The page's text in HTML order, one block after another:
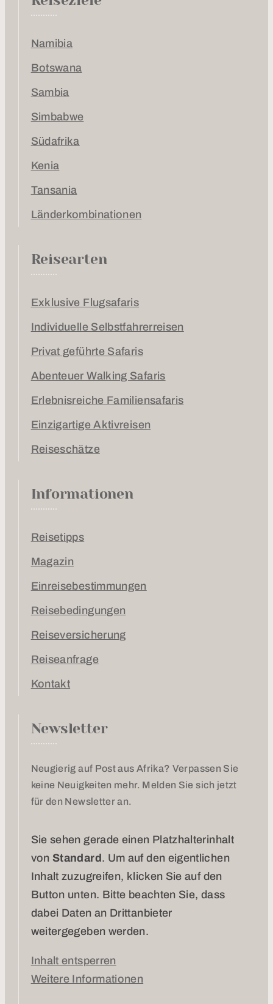
Namibia
Botswana
Sambia
Simbabwe
Südafrika
Kenia
Tansania
Länderkombinationen
Reisearten
Exklusive Flugsafaris
Individuelle Selbstfahrerreisen
Privat geführte Safaris
Abenteuer Walking Safaris
Erlebnisreiche Familiensafaris
Einzigartige Aktivreisen
Reiseschätze
Informationen
Reisetipps
Magazin
Einreisebestimmungen
Reisebedingungen
Reiseversicherung
Reiseanfrage
Kontakt
Newsletter
Neugierig auf Post aus Afrika? Verpassen Sie
keine Neuigkeiten mehr. Melden Sie sich jetzt
für den Newsletter an.
Sie sehen gerade einen Platzhalterinhalt
vonStandard . Um auf den eigentlichen
Inhalt zuzugreifen, klicken Sie auf den
Button unten. Bitte beachten Sie, dass
dabei Daten an Drittanbieter
weitergegeben werden.
Inhalt entsperren
Weitere Informationen